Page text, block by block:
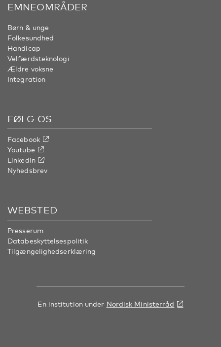
EMNEOMRÅDER
Børn & unge
Folkesundhed
Handicap
Velfærdsteknologi
Ældre voksne
Integration
FØLG OS
Facebook
Youtube
LinkedIn
Nyhedsbrev
WEBSTED
Presserum
Databeskyttelsespolitik
Tilgængelighedserklæring
En institution under Nordisk Ministerråd